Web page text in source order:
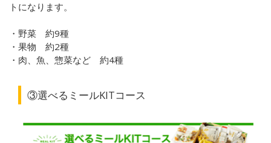
トになります。
・野菜 約9種
・果物 約2種
・肉、魚、惣菜など 約4種
③選べるミールKITコース